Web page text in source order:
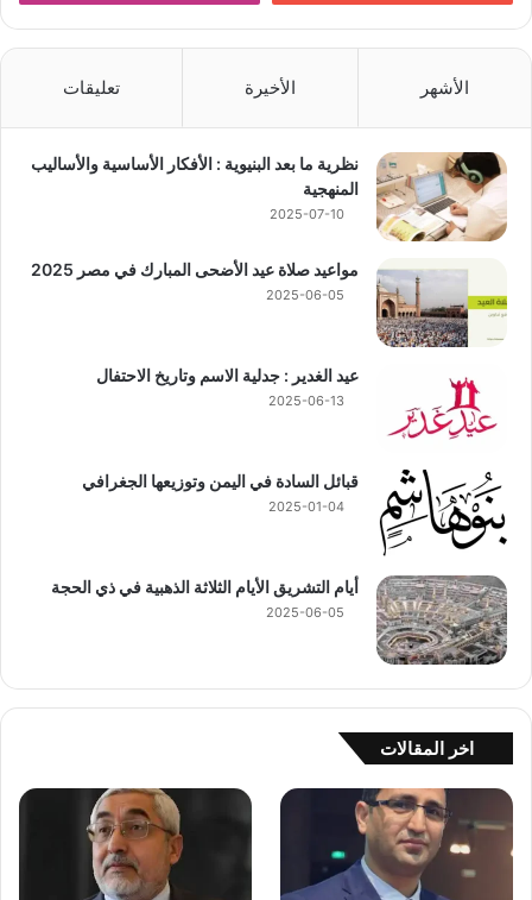
الأشهر الأخيرة تعليقات
نظرية ما بعد البنيوية : الأفكار الأساسية والأساليب
المنهجية
2025-07-10
مواعيد صلاة عيد الأضحى المبارك في مصر 2025
2025-06-05
عيد الغدير : جدلية الاسم وتاريخ الاحتفال
2025-06-13
قبائل السادة في اليمن وتوزيعها الجغرافي
2025-01-04
أيام التشريق الأيام الثلاثة الذهبية في ذي الحجة
2025-06-05
اخر المقالات